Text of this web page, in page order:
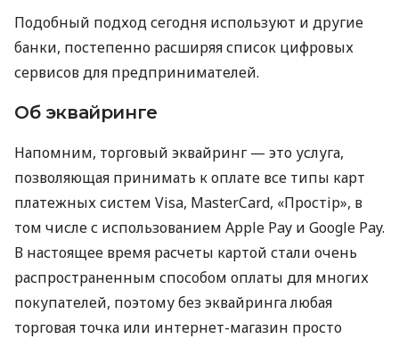
Подобный подход сегодня используют и другие
банки, постепенно расширяя список цифровых
сервисов для предпринимателей.
Об эквайринге
Напомним, торговый эквайринг — это услуга,
позволяющая принимать к оплате все типы карт
платежных систем Visa, MasterCard, «Простір», в
том числе с использованием Apple Pay и Google Pay.
В настоящее время расчеты картой стали очень
распространенным способом оплаты для многих
покупателей, поэтому без эквайринга любая
торговая точка или интернет-магазин просто